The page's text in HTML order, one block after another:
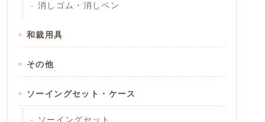
消しゴム・消しペン
和裁用具
その他
ソーイングセット・ケース
ソーイングセット